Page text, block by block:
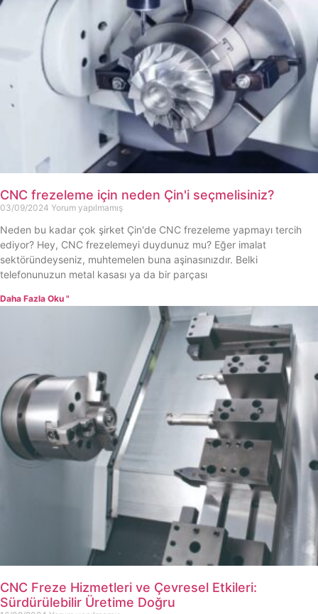
CNC frezeleme için neden Çin'i seçmelisiniz?
03/09/2024 Yorum yapılmamış
Neden bu kadar çok şirket Çin'de CNC frezeleme yapmayı tercih
ediyor? Hey, CNC frezelemeyi duydunuz mu? Eğer imalat
sektöründeyseniz, muhtemelen buna aşinasınızdır. Belki
telefonunuzun metal kasası ya da bir parçası
Daha Fazla Oku "
CNC Freze Hizmetleri ve Çevresel Etkileri:
Sürdürülebilir Üretime Doğru